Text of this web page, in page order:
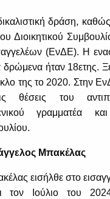
δράση,
Διοικητικού
(ΕνΔΕ). Η
δρώμενα ήταν 18ετης.
της το 2020. Στην
θέσεις του
γραμματέα
Μπακέλας
εισήλθε στο
τον Ιούλιο του